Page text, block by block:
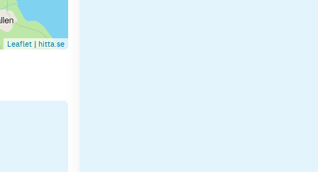
Leaflet | hitta.se